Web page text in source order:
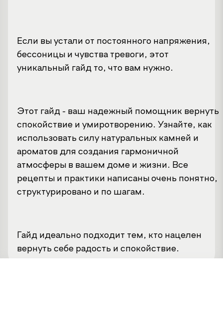
Если вы устали от постоянного напряжения,
бессоницы и чувства тревоги, этот
уникальный гайд то, что вам нужно.
Этот гайд - ваш надежный помощник вернуть
спокойствие и умиротворению. Узнайте, как
использовать силу натуральных камней и
ароматов для создания гармоничной
атмосферы в вашем доме и жизни. Все
рецепты и практики написаны очень понятно,
структурировано и по шагам.
Гайд идеально подходит тем, кто нацелен
вернуть себе радость и спокойствие.